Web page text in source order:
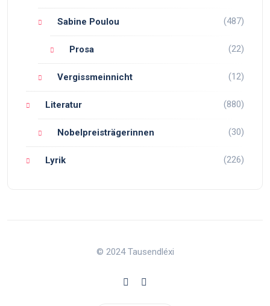
Sabine Poulou (487)
Prosa (22)
Vergissmeinnicht (12)
Literatur (880)
Nobelpreisträgerinnen (30)
Lyrik (226)
© 2024 Tausendléxi